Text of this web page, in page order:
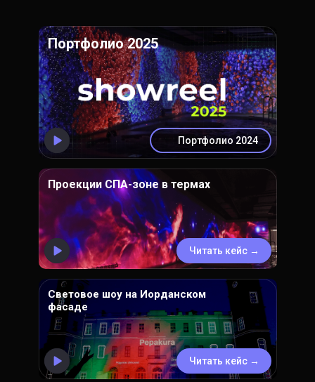
Портфолио 2025
Проекции СПА-зоне в термах
Световое шоу на Иорданском
фасаде
Читать кейс →
Портфолио 2024
Читать кейс →